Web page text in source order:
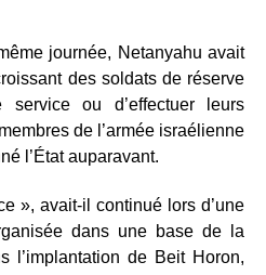
journée, Netanyahu avait
des soldats de réserve
ou d’effectuer leurs
de l’armée israélienne
l’État auparavant.
», avait-il continué lors d’une
dans une base de la
l’implantation de Beit Horon,